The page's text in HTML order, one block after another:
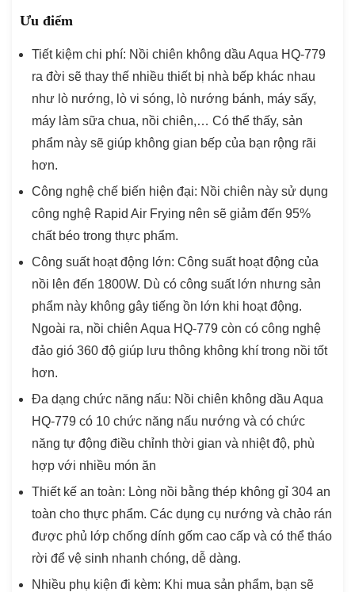
Ưu điểm
Tiết kiệm chi phí: Nồi chiên không dầu Aqua HQ-779
ra đời sẽ thay thế nhiều thiết bị nhà bếp khác nhau
như lò nướng, lò vi sóng, lò nướng bánh, máy sấy,
máy làm sữa chua, nồi chiên,… Có thể thấy, sản
phẩm này sẽ giúp không gian bếp của bạn rộng rãi
hơn.
Công nghệ chế biến hiện đại: Nồi chiên này sử dụng
công nghệ Rapid Air Frying nên sẽ giảm đến 95%
chất béo trong thực phẩm.
Công suất hoạt động lớn: Công suất hoạt động của
nồi lên đến 1800W. Dù có công suất lớn nhưng sản
phẩm này không gây tiếng ồn lớn khi hoạt động.
Ngoài ra, nồi chiên Aqua HQ-779 còn có công nghệ
đảo gió 360 độ giúp lưu thông không khí trong nồi tốt
hơn.
Đa dạng chức năng nấu: Nồi chiên không dầu Aqua
HQ-779 có 10 chức năng nấu nướng và có chức
năng tự động điều chỉnh thời gian và nhiệt độ, phù
hợp với nhiều món ăn
Thiết kế an toàn: Lòng nồi bằng thép không gỉ 304 an
toàn cho thực phẩm. Các dụng cụ nướng và chảo rán
được phủ lớp chống dính gốm cao cấp và có thể tháo
rời để vệ sinh nhanh chóng, dễ dàng.
Nhiều phụ kiện đi kèm: Khi mua sản phẩm, bạn sẽ